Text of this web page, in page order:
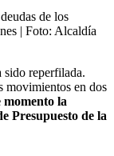
de los
| Foto: Alcaldía
sido reperfilada.
movimientos en dos
momento la
Presupuesto de la